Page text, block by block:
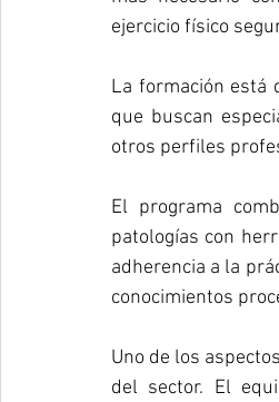
ejercicio físico
La formación está
que buscan
otros perfiles
El programa
patologías con
adherencia a la
conocimientos
Uno de los
del sector. El